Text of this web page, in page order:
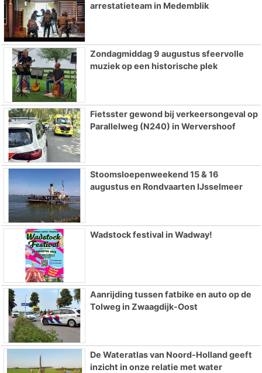
arrestatieteam in Medemblik
Zondagmiddag 9 augustus sfeervolle
muziek op een historische plek
Fietsster gewond bij verkeersongeval op
Parallelweg (N240) in Wervershoof
Stoomsloepenweekend 15 & 16
augustus en Rondvaarten IJsselmeer
Wadstock festival in Wadway!
Aanrijding tussen fatbike en auto op de
Tolweg in Zwaagdijk-Oost
De Wateratlas van Noord-Holland geeft
inzicht in onze relatie met water